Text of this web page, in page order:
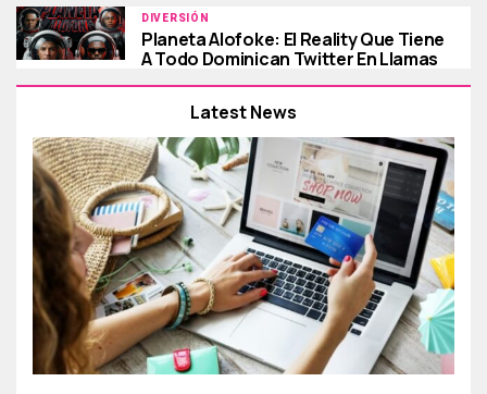
DIVERSIÓN
Planeta Alofoke: El Reality Que Tiene
A Todo Dominican Twitter En Llamas
Latest News